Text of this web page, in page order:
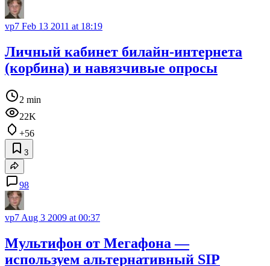
vp7 Feb 13 2011 at 18:19
Личный кабинет билайн-интернета
(корбина) и навязчивые опросы
2 min
22K
+56
3
98
vp7 Aug 3 2009 at 00:37
Мультифон от Мегафона —
используем альтернативный SIP